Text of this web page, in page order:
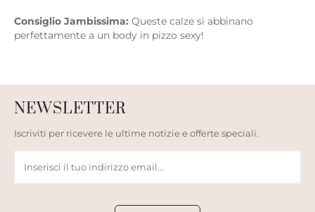
Consiglio Jambissima: Queste calze si abbinano
perfettamente a un body in pizzo sexy!
NEWSLETTER
Iscriviti per ricevere le ultime notizie e offerte speciali.